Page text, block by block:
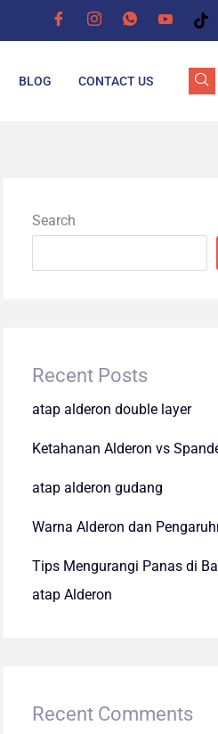
BLOG CONTACT US
Search
Recent Posts
atap alderon double layer
Ketahanan Alderon vs
atap alderon gudang
Warna Alderon dan
Tips Mengurangi Panas di
atap Alderon
Recent Comments